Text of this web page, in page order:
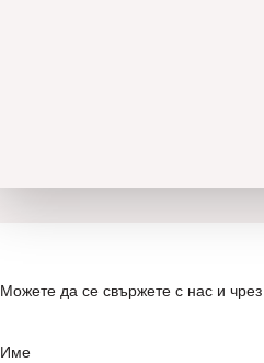
Можете да се свържете с нас и
Име